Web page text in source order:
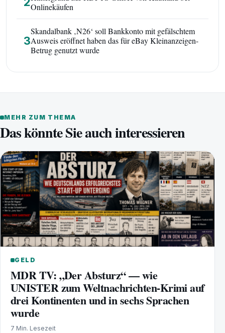
Onlinekäufen
3
Skandalbank ‚N26‘ soll Bankkonto mit gefälschtem
Ausweis eröffnet haben das für eBay Kleinanzeigen-
Betrug genutzt wurde
MEHR ZUM THEMA
Das könnte Sie auch interessieren
GELD
MDR TV: „Der Absturz“ — wie
UNISTER zum Weltnachrichten-Krimi auf
drei Kontinenten und in sechs Sprachen
wurde
7 Min. Lesezeit